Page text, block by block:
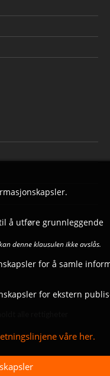
å utføre grunnleggende
denne klausulen ikke avslås.
for å samle
for ekstern
våre her.